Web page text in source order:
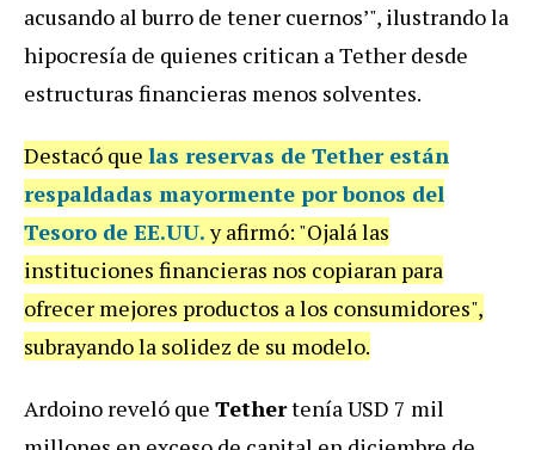
acusando al burro de tener cuernos’", ilustrando la
hipocresía de quienes critican a Tether desde
estructuras financieras menos solventes.
Destacó que las reservas de Tetherestán
respaldadas mayormente porbonos del
Tesoro de EE.UU.y afirmó: "Ojalá las
instituciones financieras nos copiaran para
ofrecer mejores productos a los consumidores",
subrayando la solidez de su modelo.
Ardoino reveló que Tethertenía USD 7 mil